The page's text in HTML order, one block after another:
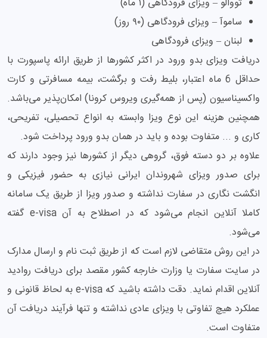
ساموآ – ویزای فرودگاهی (۹۰ روز)
لبنان – ویزای فرودگاهی
دریافت ویزای بدو ورود در اکثر کشورها از طریق ارائه پاسپورت با
حداقل 6 ماه اعتبار، بلیط رفت و برگشت، بیمه مسافرتی و کارت
واکسیناسیون (پس از همه‌گیری ویروس کرونا) امکان‌پذیر می‌باشد.
همچنین هزینه این نوع ویزا وابسته به انواع تحصیلی، تفریحی،
کاری و ... متفاوت بوده و باید در همان بدو ورود پرداخت شود.
علاوه بر دو دسته فوق، گروهی دیگر از کشورها نیز وجود دارند که
برای صدور ویزای شهروندان ایرانی نیازی به حضور فیزیکی و
انگشت نگاری در سفارت نداشته و صدور ویزا از طریق یک سامانه
کاملا آنلاین انجام می‌شود که در اصطلاح به آن e-visa گفته
می‌شود.
در این روش متقاضی لازم است که از طریق ثبت نام و ارسال مدارک
در سایت سفارت یا وزارت خارجه کشور مقصد برای دریافت روادید
آنلاین اقدام نماید. دقت داشته باشید که e-visa به لحاظ قانونی و
عملکرد هیچ تفاوتی با ویزای عادی نداشته و تنها فرآیند دریافت آن
متفاوت است.